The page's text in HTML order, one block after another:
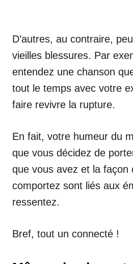
D’autres, au contraire,
vieilles blessures. Par
entendez une chanson
tout le temps avec votre
faire revivre la rupture.
En fait, votre humeur du
que vous décidez de
que vous avez et la façon
comportez sont liés aux
ressentez.
Bref, tout un connecté !